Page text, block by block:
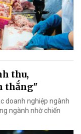
thu,
thắng"
doanh nghiệp ngành
ngành nhờ chiến